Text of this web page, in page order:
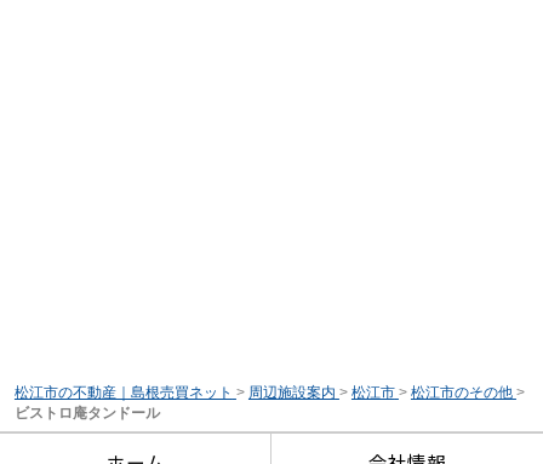
松江市の不動産｜島根売買ネット > 周辺施設案内 > 松江市 > 松江市のその他 >
ビストロ庵タンドール